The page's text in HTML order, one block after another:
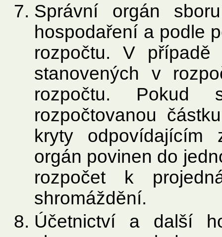
Správní orgán
hospodaření a podle
rozpočtu. V případě
stanovených v
rozpočtu. Pokud
rozpočtovanou
kryty odpovídajícím
orgán povinen do
rozpočet k
shromáždění.
Účetnictví a další